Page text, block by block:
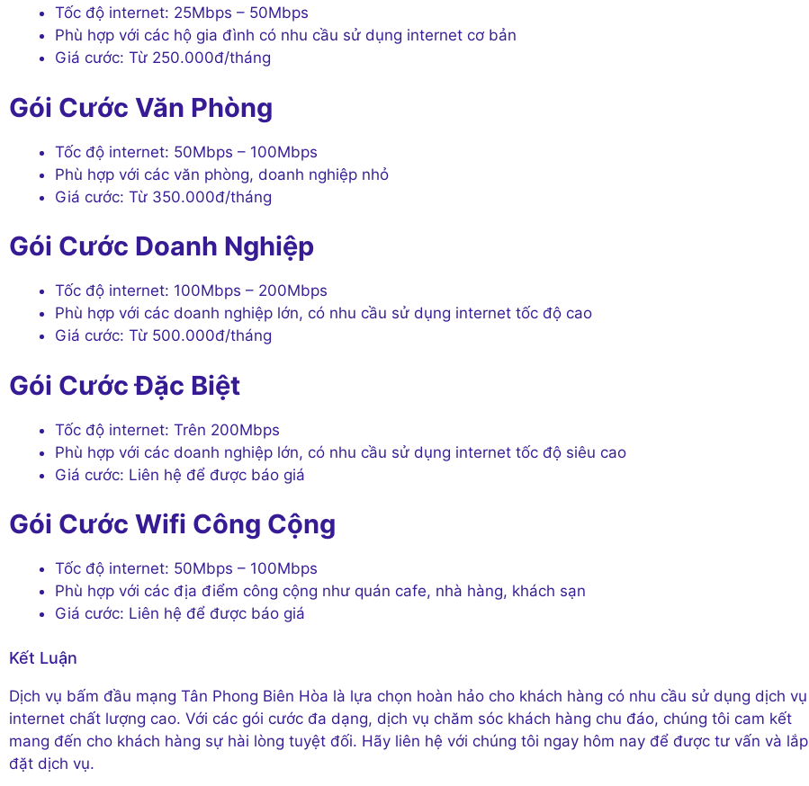
Tốc độ internet: 25Mbps – 50Mbps
Phù hợp với các hộ gia đình có nhu cầu sử dụng internet cơ bản
Giá cước: Từ 250.000đ/tháng
Gói Cước Văn Phòng
Tốc độ internet: 50Mbps – 100Mbps
Phù hợp với các văn phòng, doanh nghiệp nhỏ
Giá cước: Từ 350.000đ/tháng
Gói Cước Doanh Nghiệp
Tốc độ internet: 100Mbps – 200Mbps
Phù hợp với các doanh nghiệp lớn, có nhu cầu sử dụng internet tốc độ cao
Giá cước: Từ 500.000đ/tháng
Gói Cước Đặc Biệt
Tốc độ internet: Trên 200Mbps
Phù hợp với các doanh nghiệp lớn, có nhu cầu sử dụng internet tốc độ siêu cao
Giá cước: Liên hệ để được báo giá
Gói Cước Wifi Công Cộng
Tốc độ internet: 50Mbps – 100Mbps
Phù hợp với các địa điểm công cộng như quán cafe, nhà hàng, khách sạn
Giá cước: Liên hệ để được báo giá
Kết Luận
Dịch vụ bấm đầu mạng Tân Phong Biên Hòa là lựa chọn hoàn hảo cho khách hàng có nhu cầu sử dụng dịch vụ
internet chất lượng cao. Với các gói cước đa dạng, dịch vụ chăm sóc khách hàng chu đáo, chúng tôi cam kết
mang đến cho khách hàng sự hài lòng tuyệt đối. Hãy liên hệ với chúng tôi ngay hôm nay để được tư vấn và lắp
đặt dịch vụ.